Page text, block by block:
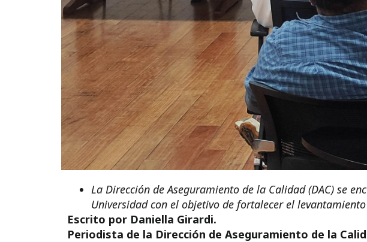
La Dirección de Aseguramiento de la Calidad (DAC) se
Universidad con el objetivo de fortalecer el
Escrito por Daniella Girardi.
Periodista de la Dirección de Aseguramiento de la